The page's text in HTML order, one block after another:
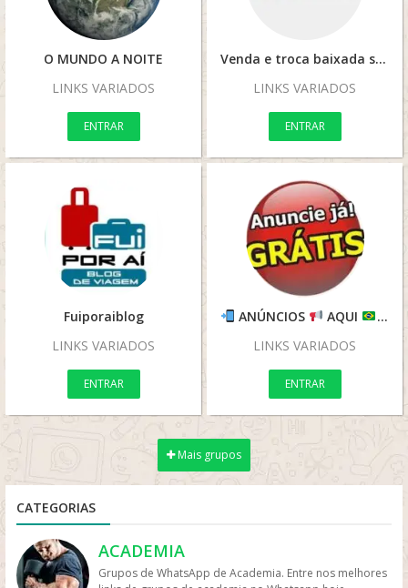
O MUNDO A NOITE
LINKS VARIADOS
ENTRAR
Venda e troca baixada santista
LINKS VARIADOS
ENTRAR
Fuiporaiblog
LINKS VARIADOS
ENTRAR
ANÚNCIOS AQUI
LINKS VARIADOS
ENTRAR
Mais grupos
CATEGORIAS
ACADEMIA
Grupos de WhatsApp de Academia. Entre nos melhores